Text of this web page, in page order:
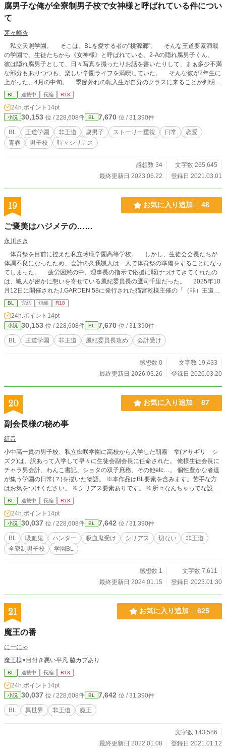
腐男子な俺が全寮制男子校で女神様と呼ばれている件につい
て
茅ヶ崎杏
私立天照学園。 そこは、BLを愛する者の"桃源郷"。 そんな王道要素満載
の学園で、生徒たちから《女神様》と呼ばれている、2-Aの隠れ腐男子くん。
彼は隠れ腐男子として、日々写真を撮ったりお話を書いたりして、まぁ多少不満
な部分もありつつも、楽しい学園ライフを満喫していた。 そんな彼が2年生に
上がった、4月の中旬。 季節外れの転入生が自分のクラスに来ることが判明。
隠れ腐男子として、脇役または傍観者の立ち位置で王道的展開を楽しみたかっ
たのに、その想いとは裏腹にどんどん巻き込まれていく、美人な腐男子くんの日
常物語。 ──── ── 学園BLものの【王道展開】が軸になった作品です。物語の
中では、わかっているものとして進んでいきます。 別で、BL王道展開について
まとめたものを上げておりますので、よければ参考にしてください。 【BL王道
展開の設定とかをまとめてみた】 https://www.alphapolis.co.jp/novel/69694643
4/31468560 日常系のどたばた学園物語ですが、Rつけてます。 というのも、基
形)持ちです。 定期的にシリアス展開になりますので、お気をつけください。 ハ
ピエン主義なので、みんな最終的には救われます。そこはご安心ください。 主
さん散りばめますが、今のところ全くその要素はないです。 また、物語の展開
がかなり遅いです。これは作者の癖なので、頑張って治したいと思います。 作
品の展開上、盗撮、盗聴・LGBT批判・未成年の飲酒・喫煙・暴力暴行・監禁・
強姦などの描写が予告なく出てきますが、それらの行為を容認する意図はありま
せん。 主人公が腐男子くんな上、友達にオープンな腐男子くんもいますので、
カップリングはたくさんします。 舞台も王道全寮制男子校なので、急にそうい
う雰囲気にもなります。 BLに苦手意識がある方は、ご注意ください。 自分の趣
味嗜好を盛り込んだ長編大作になるかと思いますが、興味のある方はぜひご覧い
ただけますと嬉しいです。 楽しんでいただけるよう頑張りますので、よろしく
お願いいたします。 余談ですが、絵師様募集しております…！！
BL 連載中 長編 R18
24h.ポイント 14pt
小説 30,153 位 / 228,608件 BL 7,670 位 / 31,390件
BL 王道学園 非王道 腐男子 ストーリー重視 日常
恋愛
青春
男子校 時々シリアス
感想数 34
文字数 265,645
最終更新日 2023.06.22
登録日 2021.03.01
19 お気に入り追加 48
ご褒美はハジメテの……
永川さき
体育祭を目前に控えた私立玲瓏学園高等学校。 しかし、生徒会会長たちが
体調不良になったため、会計の久我颯人は一人で体育祭の準備をすることになっ
てしまった。 疲労困憊の中、理事長の指示で応援に駆けつけてきてくれたの
は、颯人が密かに想いを寄せている風紀委員長の鷹司千里だった。 2025年10
月12日に開催されたJ.GARDEN 58に発行された猫宮乾様主催の「（非）王道学
園ですが、何か？」に参加させていただいたものです。 他サイトにも掲載し
ています。
BL 完結 短編 R18
24h.ポイント 14pt
小説 30,153 位 / 228,608件 BL 7,670 位 / 31,390件
BL 王道学園 非王道 風紀委員長攻め 会計受け
感想数 0
文字数 19,433
最終更新日 2026.03.26
登録日 2026.03.20
20 お気に入り追加 87
副会長様の秘め事
紅音
小中高一貫の男子校、私立御咲学園に高校から入学した朝霧 雫(アサギリ シ
ズク)は、訳あって入学して早々に生徒会副会長に任命された。 俺様生徒会長に
チャラ男会計、わんこ書記、ショタの双子庶務、その他etc…。 個性豊かな者達
が集う学園の日常(？)を描いた物語。 ※本作品はBL要素を含みます。苦手な方
はお気をつけください。 ※シリアス要素ありです。 ※所々なんちゃってな設定
が出るかもしれませんが、どうかご容赦ください。 ※非王道です。
BL 連載中 長編 R18
24h.ポイント 14pt
小説 30,037 位 / 228,608件 BL 7,642 位 / 31,390件
BL 吸血鬼 ハンター 吸血鬼受け シリアス 切ない
非王道
全寮制男子校
学園BL
感想数 1
文字数 7,611
最終更新日 2024.01.15
登録日 2023.01.30
21 お気に入り追加 625
魔王の番
にーにゃ
魔王様×目付き悪い平凡 脇カプあり
BL 連載中 長編 R18
24h.ポイント 14pt
小説 30,037 位 / 228,608件 BL 7,642 位 / 31,390件
BL 異世界 非王道 魔王
文字数 143,586
最終更新日 2022.01.08
登録日 2021.01.12